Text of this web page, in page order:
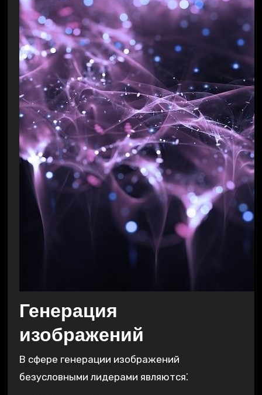
Генерация
изображений
В сфере генерации изображений
безусловными лидерами являются⁚